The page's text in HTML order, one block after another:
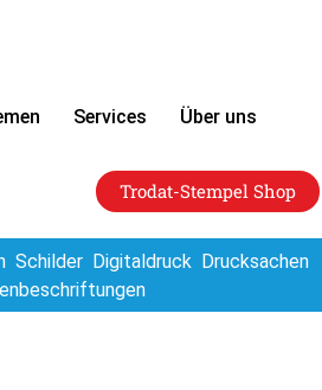
Services Über uns
Trodat-Stempel Shop
Schilder Digitaldruck Drucksachen